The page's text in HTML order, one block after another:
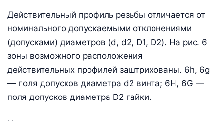
Действительный профиль резьбы отличается от
номинального допускаемыми отклонениями
(допусками) диаметров (d, d2, D1, D2). На рис. 6
зоны возможного расположения
действительных профилей заштрихованы. 6h, 6g
— поля допусков диаметра d2 винта; 6Н, 6G —
поля допусков диаметра D2 гайки.